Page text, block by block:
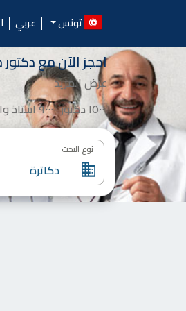
عربي
احجز الآن معدكتور
عرض المزيد
١٥٠٠٠ دكتور -٩٠٠٠ استاذ واستشاري - اكثر من ٤٠ تخصص
نوع البحث
دكاترة